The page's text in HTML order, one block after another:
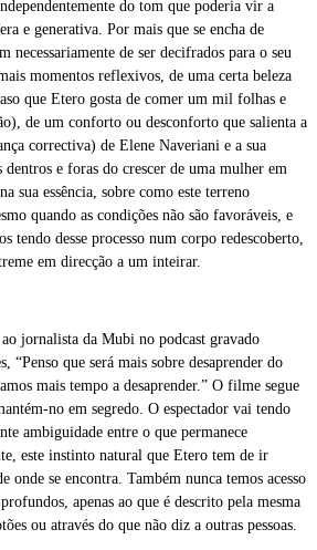
do tom que poderia vir a
e generativa. Por mais que se encha de
necessariamente de ser decifrados para o seu
momentos reflexivos, de uma certa beleza
que Etero gosta de comer um mil folhas e
de um conforto ou desconforto que salienta a
correctiva) de Elene Naveriani e a sua
dentros e foras do crescer de uma mulher em
sua essência, sobre como este terreno
quando as condições não são favoráveis, e
tendo desse processo num corpo redescoberto,
em direcção a um inteirar.
jornalista da Mubi no podcast gravado
“Penso que será mais sobre desaprender do
mais tempo a desaprender.” O filme segue
no em segredo. O espectador vai tendo
ambiguidade entre o que permanece
este instinto natural que Etero tem de ir
onde se encontra. Também nunca temos acesso
apenas ao que é descrito pela mesma
ou através do que não diz a outras pessoas.